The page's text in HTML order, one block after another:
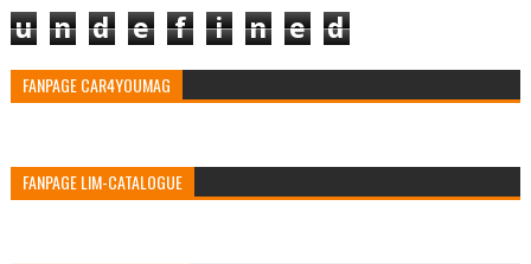
u n d e f i n e d
FANPAGE CAR4YOUMAG
FANPAGE LIM-CATALOGUE